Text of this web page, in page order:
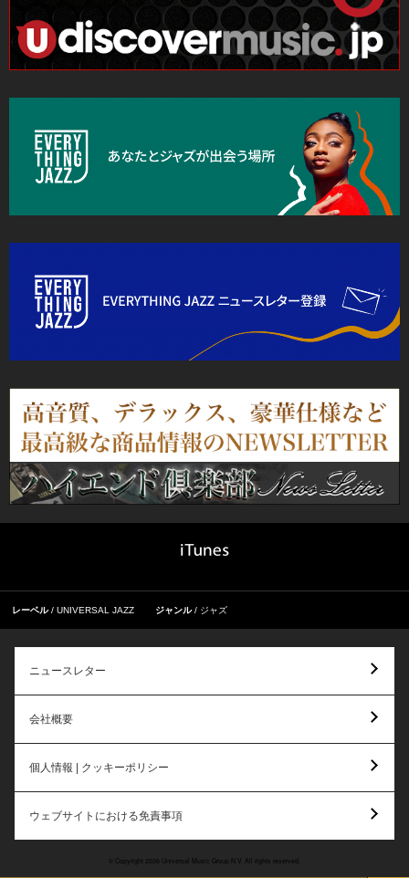
レーベル UNIVERSAL JAZZ ジャンル ジャズ
ニュースレター
会社概要
個人情報 | クッキーポリシー
ウェブサイトにおける免責事項
© Copyright 2026 Universal Music Group N.V. All rights reserved.